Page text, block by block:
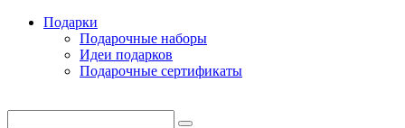
Подарки
Подарочные наборы
Идеи подарков
Подарочные сертификаты